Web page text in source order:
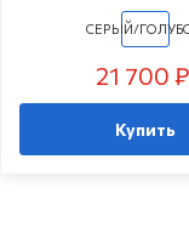
СЕРЫЙ/
21 700 ₽
Купить